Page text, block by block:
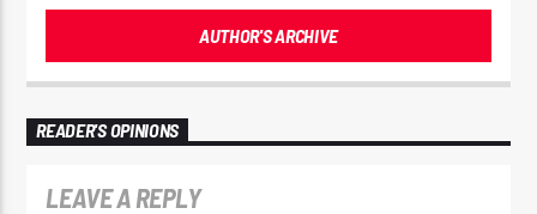
AUTHOR'S ARCHIVE
READER'S OPINIONS
LEAVE A REPLY